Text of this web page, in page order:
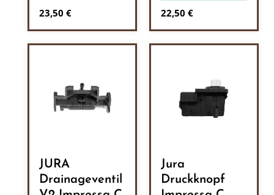
Regulärer Preis:
23,50 € Regulärer Preis:
22,50 €
JURA
Drainageventil
Jura
Druckknopf